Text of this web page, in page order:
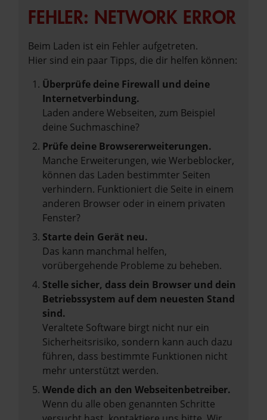
FEHLER: NETWORK ERROR
Beim Laden ist ein Fehler aufgetreten.
Hier sind ein paar Tipps, die dir helfen können:
Überprüfe deine Firewall und deine
Internetverbindung.
Laden andere Webseiten, zum Beispiel
deine Suchmaschine?
Prüfe deine Browsererweiterungen.
Manche Erweiterungen, wie Werbeblocker,
können das Laden bestimmter Seiten
verhindern. Funktioniert die Seite in einem
anderen Browser oder in einem privaten
Fenster?
Starte dein Gerät neu.
Das kann manchmal helfen,
vorübergehende Probleme zu beheben.
Stelle sicher, dass dein Browser und dein
Betriebssystem auf dem neuesten Stand
sind.
Veraltete Software birgt nicht nur ein
Sicherheitsrisiko, sondern kann auch dazu
führen, dass bestimmte Funktionen nicht
mehr unterstützt werden.
Wende dich an den Webseitenbetreiber.
Wenn du alle oben genannten Schritte